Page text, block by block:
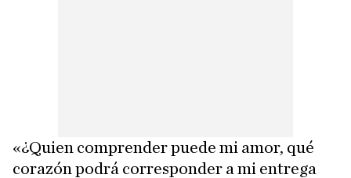
«¿Quien comprender puede mi amor, qué
corazón podrá corresponder a mi entrega